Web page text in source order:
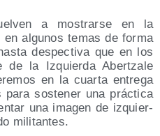
a mos­trar­se en la
en algu­nos temas de for­ma
des­pec­ti­va que en los
de la Izquier­da Aber­tza­le
en la cuar­ta entre­ga
para sos­te­ner una prác­ti­ca
una ima­gen de izquier­
militantes.